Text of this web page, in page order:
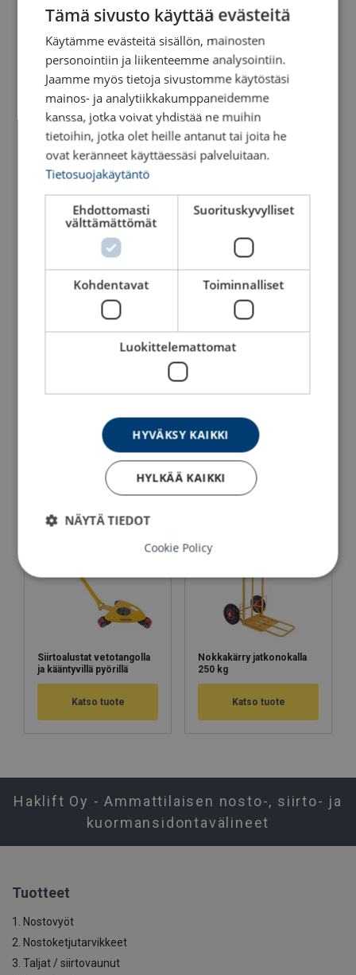
Siirtoalustasetit
Katso tuote Katso tuote
Siirtoalustat metallipyörillä
Katso tuote
Siirtoalustat kiinteällä
Katso tuote
Siirtoalustat vetotangolla
ja kääntyvillä pyörillä
Katso tuote
Nokkakärry jatkonokalla
250 kg
Katso tuote
Haklift Oy - Ammattilaisen nosto-, siirto- ja
kuormansidontavälineet
Tuotteet
1. Nostovyöt
2. Nostoketjutarvikkeet
3. Taljat / siirtovaunut
Tämä sivusto käyttää evästeitä
Käytämme evästeitä sisällön, mainosten
personointiin ja liikenteemme analysointiin.
Jaamme myös tietoja sivustomme käytöstäsi
mainos- ja analytiikkakumppaneidemme
kanssa, jotka voivat yhdistää ne muihin
tietoihin, jotka olet heille antanut tai joita he
ovat keränneet käyttäessäsi palveluitaan.
Tietosuojakäytäntö
Ehdottomasti
välttämättömät
Suorituskyvylliset
Kohdentavat Toiminnalliset
Luokittelemattomat
HYVÄKSY KAIKKI
HYLKÄÄ KAIKKI
NÄYTÄ TIEDOT
Cookie Policy